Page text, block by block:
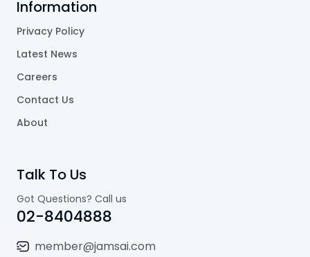
Information
Privacy Policy
Latest News
Careers
Contact Us
About
Talk To Us
Got Questions? Call us
02-8404888
member@jamsai.com